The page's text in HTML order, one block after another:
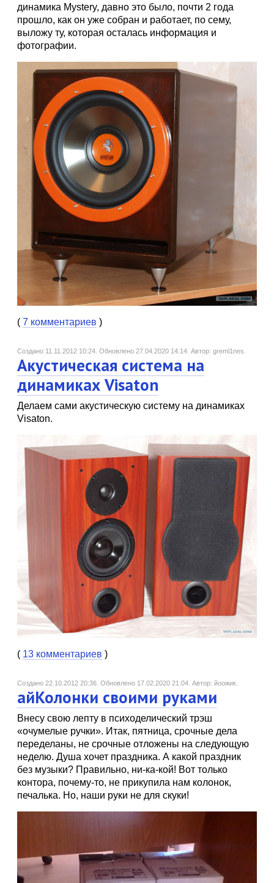
динамика Mystery, давно это было, почти 2 года
прошло, как он уже собран и работает, по сему,
выложу ту, которая осталась информация и
фотографии.
( 7 комментариев )
Создано 11.11.2012 10:24. Обновлено 27.04.2020 14:14. Автор: greml1nes.
Акустическая система на
динамиках Visaton
Делаем сами акустическую систему на динамиках
Visaton.
( 13 комментариев )
Создано 22.10.2012 20:36. Обновлено 17.02.2020 21:04. Автор: йоожик.
айКолонки своими руками
Внесу свою лепту в психоделический трэш
«очумелые ручки». Итак, пятница, срочные дела
переделаны, не срочные отложены на следующую
неделю. Душа хочет праздника. А какой праздник
без музыки? Правильно, ни-ка-кой! Вот только
контора, почему-то, не прикупила нам колонок,
печалька. Но, наши руки не для скуки!